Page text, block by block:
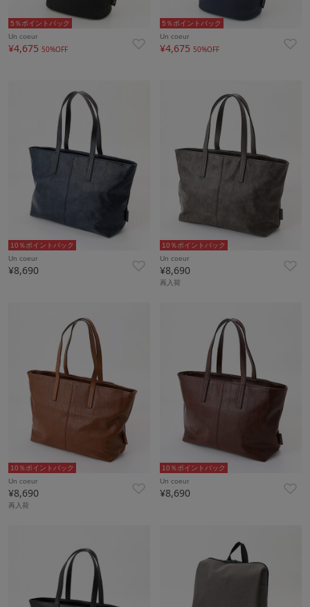
5％ポイントバック
Un coeur
¥4,675 50%OFF
5％ポイントバック
Un coeur
¥4,675 50%OFF
10％ポイントバック
Un coeur
¥8,690
10％ポイントバック
Un coeur
¥8,690
再入荷
10％ポイントバック
Un coeur
¥8,690
再入荷
10％ポイントバック
Un coeur
¥8,690